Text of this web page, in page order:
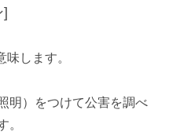
]
味します。
明）をつけて公害を調べ
。